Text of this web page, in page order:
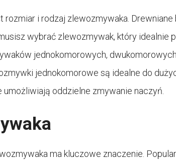
i rodzaj zlewozmywaka.
wybrać zlewozmywak, który idealnie
jednokomorowych,
jednokomorowe są idealne do
oddzielne zmywanie naczyń.
ma kluczowe znaczenie.